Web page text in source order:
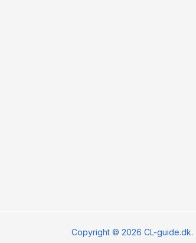
Copyright © 2026 CL-guide.dk.